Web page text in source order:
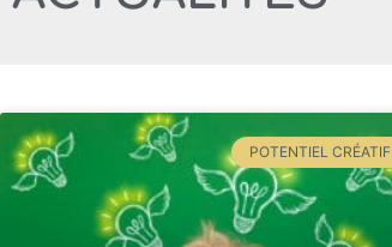
POTENTIEL CRÉATIF